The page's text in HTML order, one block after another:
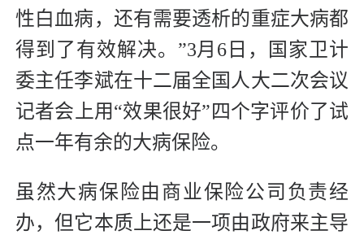
性白血病，还有需要透析的重症大病都
得到了有效解决。”3月6日，国家卫计
委主任李斌在十二届全国人大二次会议
记者会上用“效果很好”四个字评价了试
点一年有余的大病保险。
虽然大病保险由商业保险公司负责经
办，但它本质上还是一项由政府来主导